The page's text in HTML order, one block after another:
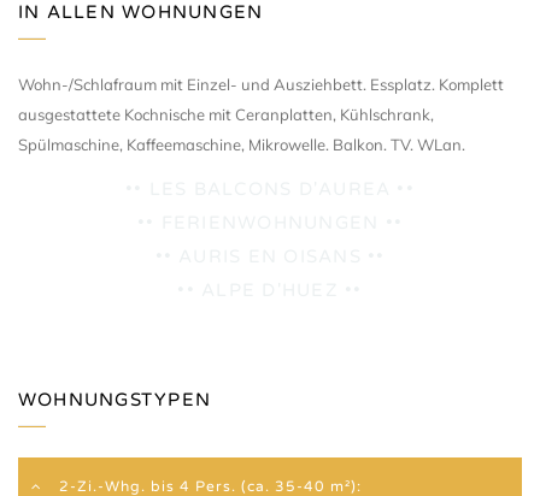
IN ALLEN WOHNUNGEN
Wohn-/Schlafraum mit Einzel- und Ausziehbett. Essplatz. Komplett
ausgestattete Kochnische mit Ceranplatten, Kühlschrank,
Spülmaschine, Kaffeemaschine, Mikrowelle. Balkon. TV. WLan.
WOHNUNGSTYPEN
2-Zi.-Whg. bis 4 Pers. (ca. 35-40 m²):